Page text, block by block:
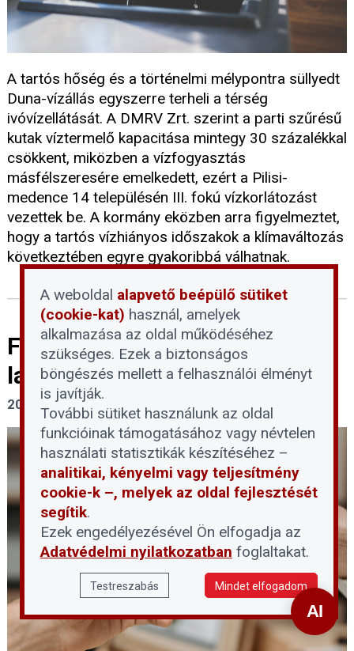
A tartós hőség és a történelmi mélypontra süllyedt
Duna-vízállás egyszerre terheli a térség
ivóvízellátását. A DMRV Zrt. szerint a parti szűrésű
kutak víztermelő kapacitása mintegy 30 százalékkal
csökkent, miközben a vízfogyasztás
másfélszeresére emelkedett, ezért a Pilisi-
medence 14 településén III. fokú vízkorlátozást
vezettek be. A kormány eközben arra figyelmeztet,
hogy a tartós vízhiányos időszakok a klímaváltozás
következtében egyre gyakoribbá válhatnak.
Fontos tudnivalókat közölt a
lakáskiadásról a NAV
2026. július 31.
A weboldal alapvető beépülő sütiket
(cookie-kat) használ, amelyek
alkalmazása az oldal működéséhez
szükséges. Ezek a biztonságos
böngészés mellett a felhasználói élményt
is javítják.
További sütiket használunk az oldal
funkcióinak támogatásához vagy névtelen
használati statisztikák készítéséhez –
analitikai, kényelmi vagy teljesítmény
cookie-k –, melyek az oldal fejlesztését
segítik.
Ezek engedélyezésével Ön elfogadja az
Adatvédelmi nyilatkozatban foglaltakat.
Testreszabás Mindet elfogadom